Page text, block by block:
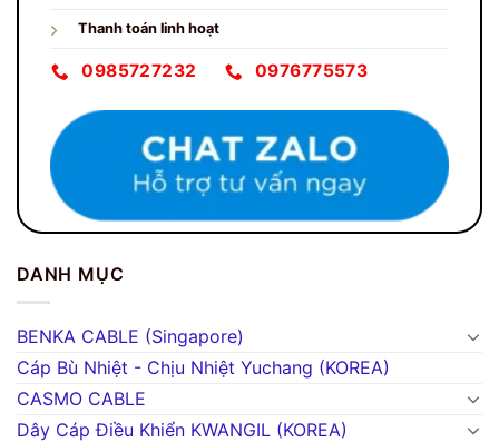
Thanh toán linh hoạt
0985727232 0976775573
DANH MỤC
BENKA CABLE (Singapore)
Cáp Bù Nhiệt - Chịu Nhiệt Yuchang (KOREA)
CASMO CABLE
Dây Cáp Điều Khiển KWANGIL (KOREA)